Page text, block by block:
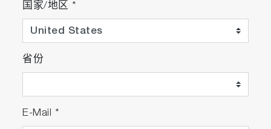
国家/地区 *
省份
E-Mail *